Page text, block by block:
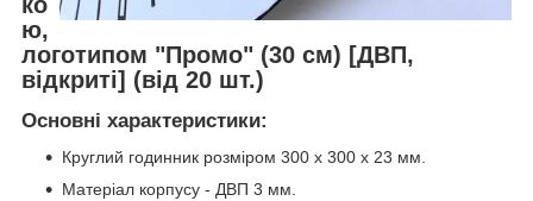
ю,
логотипом "Промо" (30 cм) [ДВП,
відкриті] (від 20 шт.)
Основні характеристики:
Круглий годинник розміром 300 х 300 х 23 мм.
Матеріал корпусу - ДВП 3 мм.